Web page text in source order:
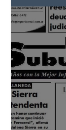
Reproductor
de
vídeo